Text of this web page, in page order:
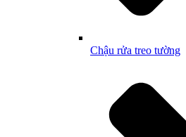
Chậu rửa treo tường